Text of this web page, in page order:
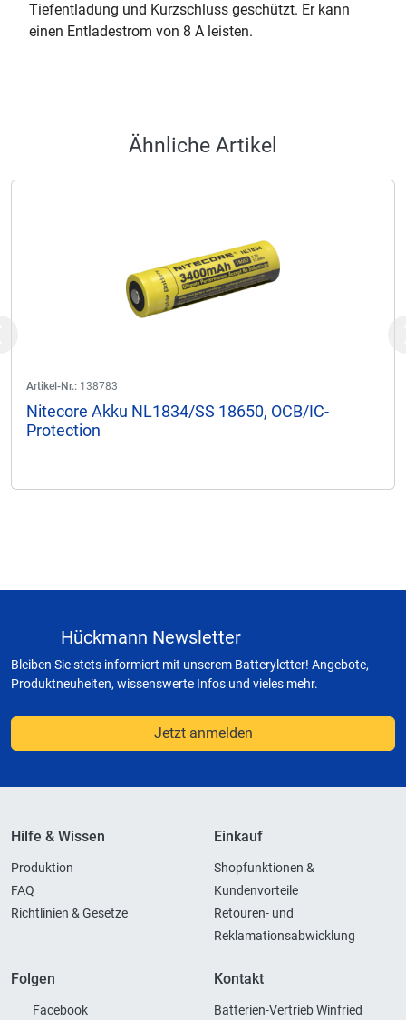
Tiefentladung und Kurzschluss geschützt. Er kann
einen Entladestrom von 8 A leisten.
Ähnliche Artikel
Artikel-Nr.: 138783
Nitecore Akku NL1834/SS 18650, OCB/IC-
Protection
Hückmann Newsletter
Bleiben Sie stets informiert mit unserem Batteryletter! Angebote,
Produktneuheiten, wissenswerte Infos und vieles mehr.
Jetzt anmelden
Hilfe & Wissen
Produktion
FAQ
Richtlinien & Gesetze
Einkauf
Shopfunktionen &
Kundenvorteile
Retouren- und
Reklamationsabwicklung
Folgen
Facebook
Kontakt
Batterien-Vertrieb Winfried